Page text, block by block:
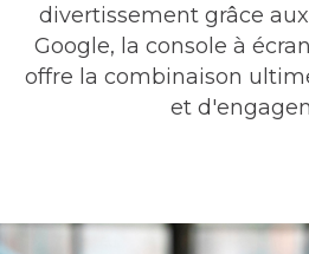
divertissement grâce
Google, la console à
offre la combinaison
et